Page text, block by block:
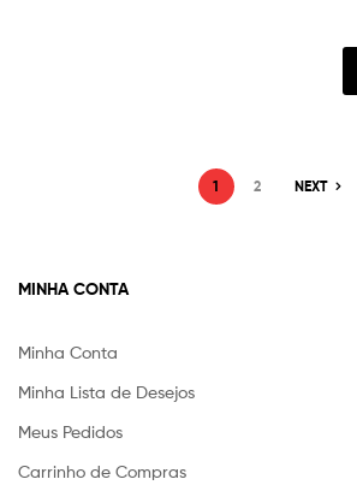
1 2 NEXT
MINHA CONTA
Minha Conta
Minha Lista de Desejos
Meus Pedidos
Carrinho de Compras